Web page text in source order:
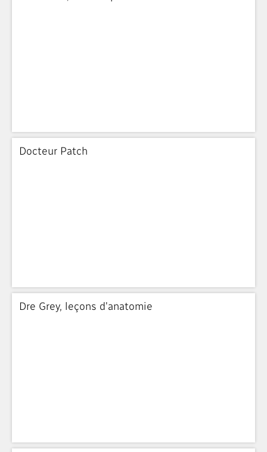
Docteur Patch
Dre Grey, leçons d'anatomie